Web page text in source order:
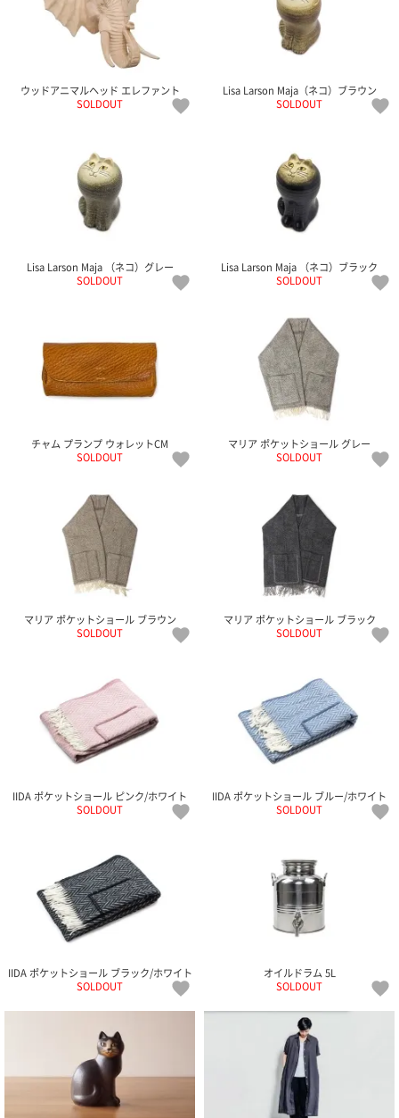
ウッドアニマルヘッド エレファント
SOLDOUT
Lisa Larson Maja（ネコ）ブラウン
SOLDOUT
Lisa Larson Maja （ネコ）グレー
SOLDOUT
Lisa Larson Maja （ネコ）ブラック
SOLDOUT
チャム プランプ ウォレットCM
SOLDOUT
マリア ポケットショール グレー
SOLDOUT
マリア ポケットショール ブラウン
SOLDOUT
マリア ポケットショール ブラック
SOLDOUT
IIDA ポケットショール ピンク/ホワイト
SOLDOUT
IIDA ポケットショール ブルー/ホワイト
SOLDOUT
IIDA ポケットショール ブラック/ホワイト
SOLDOUT
オイルドラム 5L
SOLDOUT